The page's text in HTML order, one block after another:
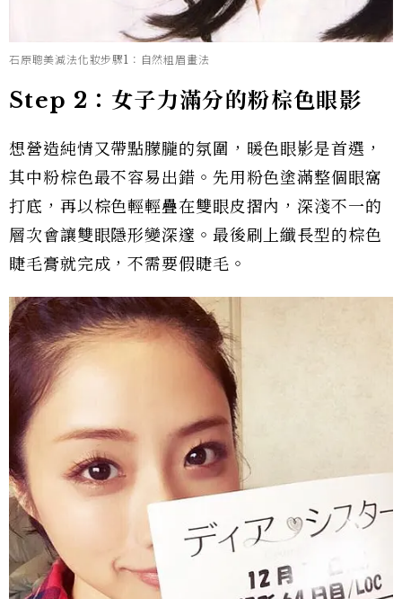
石原聰美減法化妝步驟1：自然粗眉畫法
Step 2：女子力滿分的粉棕色眼影
想營造純情又帶點朦朧的氛圍，暖色眼影是首選，
其中粉棕色最不容易出錯。先用粉色塗滿整個眼窩
打底，再以棕色輕輕疊在雙眼皮摺內，深淺不一的
層次會讓雙眼隱形變深邃。最後刷上纖長型的棕色
睫毛膏就完成，不需要假睫毛。